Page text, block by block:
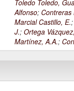
Toledo Toledo,
Alfonso; Contreras
Marcial Castillo, E.
J.;Ortega
Martínez, A.A.;